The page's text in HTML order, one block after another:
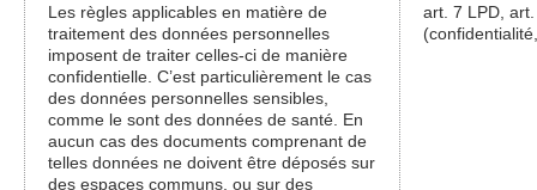
Les règles applicables en matière de
traitement des données personnelles
imposent de traiter celles-ci de manière
confidentielle. C’est particulièrement le cas
des données personnelles sensibles,
comme le sont des données de santé. En
aucun cas des documents comprenant de
telles données ne doivent être déposés sur
des espaces communs, ou sur des
art. 7 LPD,